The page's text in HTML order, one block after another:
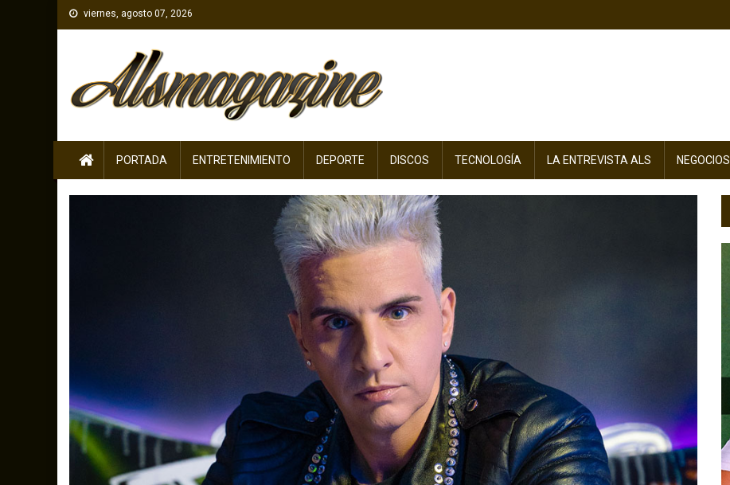
viernes, agosto 07, 2026
PORTADA ENTRETENIMIENTO DEPORTE DISCOS TECNOLOGÍA LA ENTREVISTA ALS NEGOCIOS